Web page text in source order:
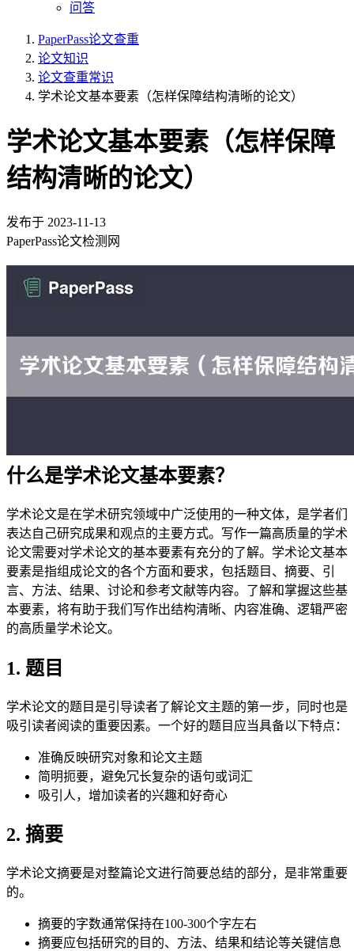
问答
PaperPass论文查重
论文知识
论文查重常识
学术论文基本要素（怎样保障结构清晰的论文）
学术论文基本要素（怎样保障
结构清晰的论文）
发布于 2023-11-13
PaperPass论文检测网
什么是学术论文基本要素？
学术论文是在学术研究领域中广泛使用的一种文体，是学者们
表达自己研究成果和观点的主要方式。写作一篇高质量的学术
论文需要对学术论文的基本要素有充分的了解。学术论文基本
要素是指组成论文的各个方面和要求，包括题目、摘要、引
言、方法、结果、讨论和参考文献等内容。了解和掌握这些基
本要素，将有助于我们写作出结构清晰、内容准确、逻辑严密
的高质量学术论文。
1. 题目
学术论文的题目是引导读者了解论文主题的第一步，同时也是
吸引读者阅读的重要因素。一个好的题目应当具备以下特点：
准确反映研究对象和论文主题
简明扼要，避免冗长复杂的语句或词汇
吸引人，增加读者的兴趣和好奇心
2. 摘要
学术论文摘要是对整篇论文进行简要总结的部分，是非常重要
的。
摘要的字数通常保持在100-300个字左右
摘要应包括研究的目的、方法、结果和结论等关键信息